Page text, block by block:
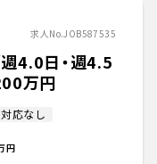
求人No.JOB587535
4.0日・週4.5
万円
応なし
円